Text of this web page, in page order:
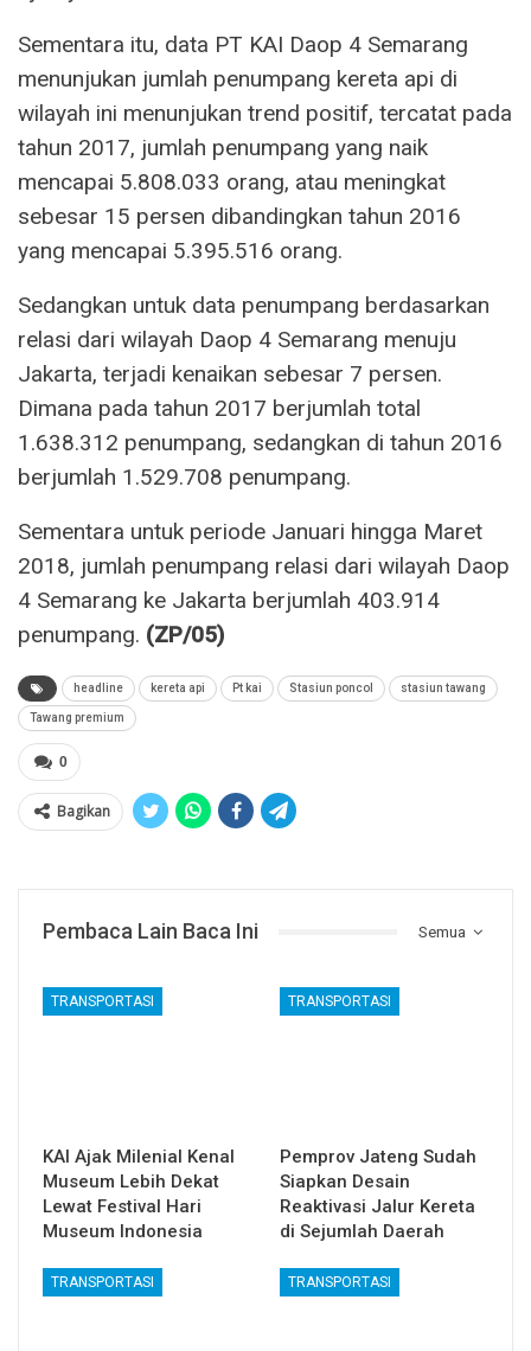
Sementara itu, data PT KAI Daop 4 Semarang
menunjukan jumlah penumpang kereta api di
wilayah ini menunjukan trend positif, tercatat pada
tahun 2017, jumlah penumpang yang naik
mencapai 5.808.033 orang, atau meningkat
sebesar 15 persen dibandingkan tahun 2016
yang mencapai 5.395.516 orang.
Sedangkan untuk data penumpang berdasarkan
relasi dari wilayah Daop 4 Semarang menuju
Jakarta, terjadi kenaikan sebesar 7 persen.
Dimana pada tahun 2017 berjumlah total
1.638.312 penumpang, sedangkan di tahun 2016
berjumlah 1.529.708 penumpang.
Sementara untuk periode Januari hingga Maret
2018, jumlah penumpang relasi dari wilayah Daop
4 Semarang ke Jakarta berjumlah 403.914
penumpang. (ZP/05)
headline kereta api Pt kai Stasiun poncol stasiun tawang
Tawang premium
0
Bagikan
Semua
Pembaca Lain Baca Ini
TRANSPORTASI
KAI Ajak Milenial Kenal
Museum Lebih Dekat
Lewat Festival Hari
Museum Indonesia
TRANSPORTASI
Pemprov Jateng Sudah
Siapkan Desain
Reaktivasi Jalur Kereta
di Sejumlah Daerah
TRANSPORTASI TRANSPORTASI